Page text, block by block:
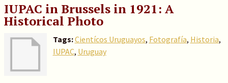
IUPAC in Brussels in 1921: A
Historical Photo
Tags:Cientícos Uruguayos, Fotografía, Historia,
IUPAC, Uruguay